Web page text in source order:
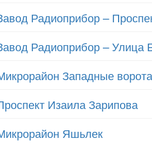
Радиоприбор –
Радиоприбор – Улица
Западные ворота
Изаила Зарипова
Яшьлек